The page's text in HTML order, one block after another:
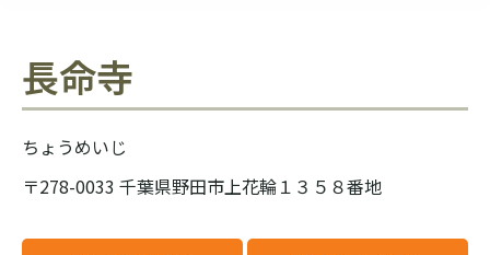
長命寺
ちょうめいじ
〒278-0033 千葉県野田市上花輪１３５８番地